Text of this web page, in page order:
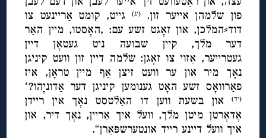
פון שלמהן אייער זון.(יג)
גייט, קומט אַריינעט צו
דוד⸗המלכן, און זאָגט זשע עם: ,האָסטו, מיין האַר
דער מלך, קיין שבועה ניט געטאָן דיין
געטרייער, אַזוי צו זאָגן: שלמה דיין זון וועט קיניגן
נאָך מיר און ער וועט זיצן אַף מיין טראָן, איז
פאַרוואָס זשע האָט גענומען קיניגן דער אַדוניָהו?ʻ
(יד)
און בשעת ווען דו האַלטסט נאָך אין ריידן
אָדאָרטן מיטן מלך, וועל איך אַריין, נאָך דיר, און
איך וועל דיינע רייד אונטערשפּאַרן“.